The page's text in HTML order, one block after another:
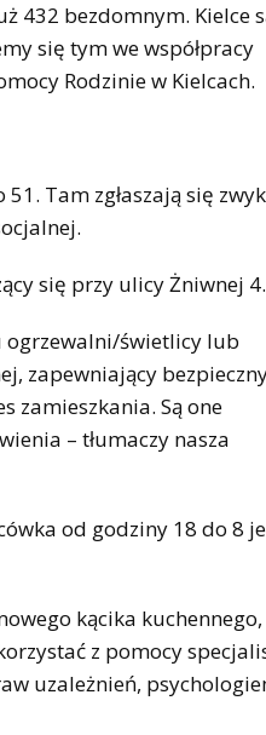
432 bezdomnym. Kielce
się tym we współpracy
Rodzinie w Kielcach.
Tam zgłaszają się
się przy ulicy Żniwnej 4.
ogrzewalni/świetlicy lub
zapewniający
zamieszkania. Są one
– tłumaczy nasza
od godziny 18 do 8
kącika kuchennego,
z pomocy
uzależnień,